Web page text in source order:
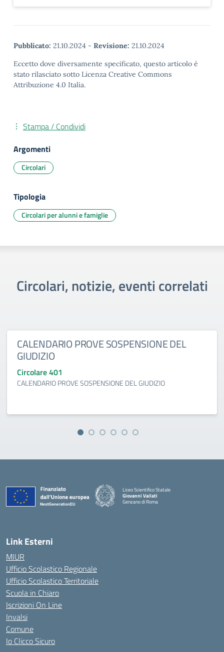
Pubblicato: 21.10.2024 - Revisione: 21.10.2024
Eccetto dove diversamente specificato, questo articolo è
stato rilasciato sotto Licenza Creative Commons
Attribuzione 4.0 Italia.
Stampa / Condividi
Argomenti
Circolari
Tipologia
Circolari per alunni e famiglie
Circolari, notizie, eventi correlati
CALENDARIO PROVE SOSPENSIONE DEL
GIUDIZIO
Circolare 401
CALENDARIO PROVE SOSPENSIONE DEL GIUDIZIO
Liceo Scientifico Statale
Giovanni Vailati
Genzano di Roma
Link Esterni
MIUR
Ufficio Scolastico Regionale
Ufficio Scolastico Territoriale
Scuola in Chiaro
Iscrizioni On Line
Invalsi
Comune
Io Clicco Sicuro